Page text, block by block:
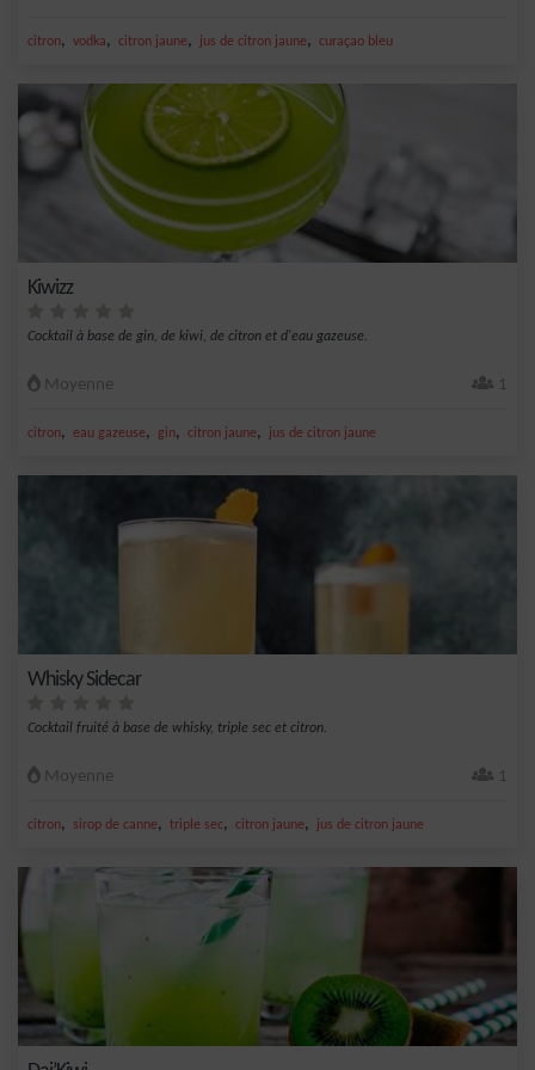
citron, vodka, citron jaune, jus de citron jaune, curaçao bleu
Kiwizz
Cocktail à base de gin, de kiwi, de citron et d'eau gazeuse.
Moyenne 1
citron, eau gazeuse, gin, citron jaune, jus de citron jaune
Whisky Sidecar
Cocktail fruité à base de whisky, triple sec et citron.
Moyenne 1
citron, sirop de canne, triple sec, citron jaune, jus de citron jaune